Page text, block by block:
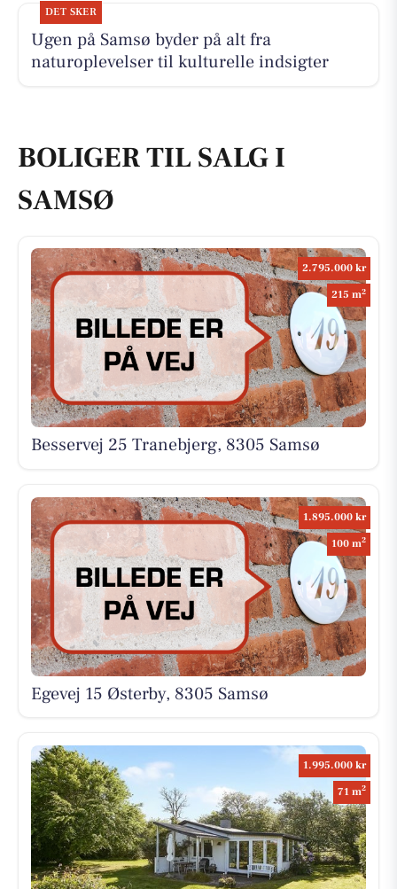
DET SKER
Ugen på Samsø byder på alt fra
naturoplevelser til kulturelle indsigter
BOLIGER TIL SALG I
SAMSØ
2.795.000 kr
215 m2
Besservej 25 Tranebjerg, 8305 Samsø
1.895.000 kr
100 m2
Egevej 15 Østerby, 8305 Samsø
1.995.000 kr
71 m2